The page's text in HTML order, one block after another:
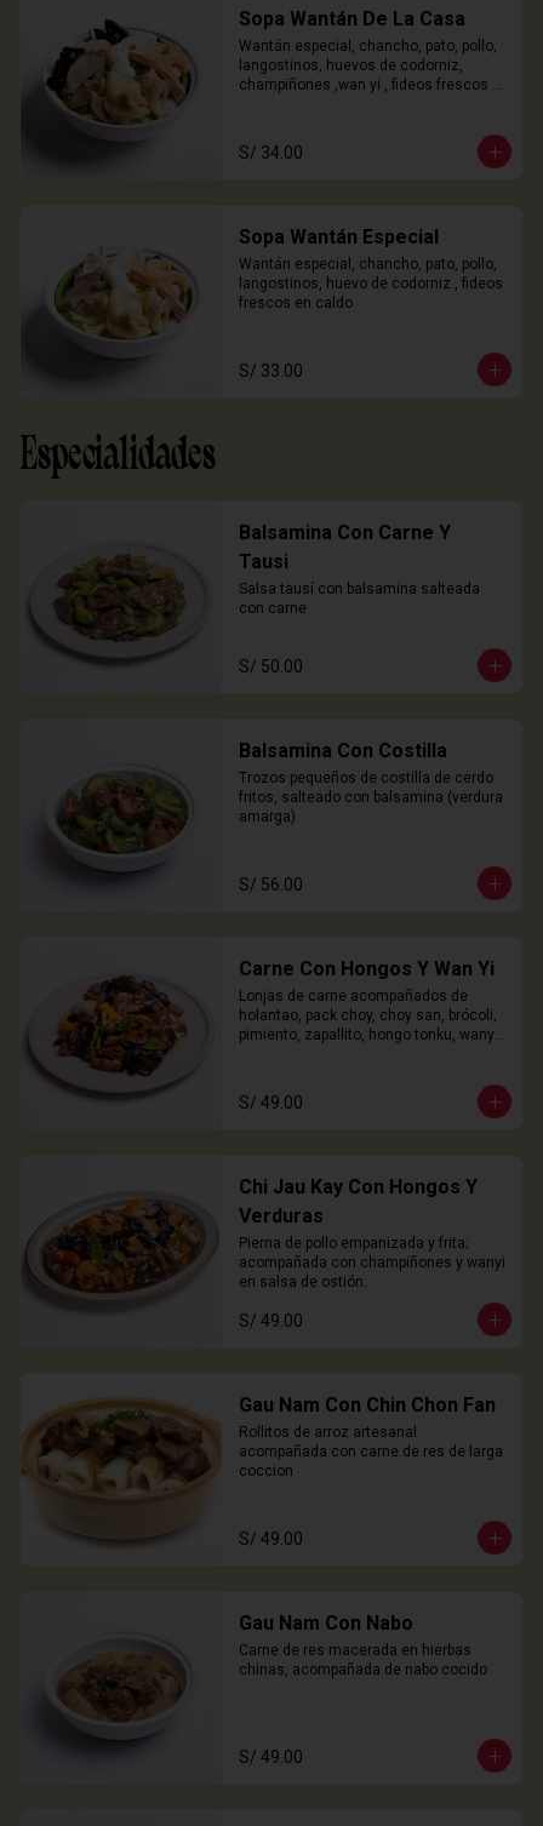
Sopa Wantán De La Casa
Wantán especial, chancho, pato, pollo,
langostinos, huevos de codorniz,
champiñones ,wan yi , fideos frescos
S/ 34.00
Sopa Wantán Especial
Wantán especial, chancho, pato, pollo,
langostinos, huevo de codorniz , fideos
frescos en caldo
S/ 33.00
Especialidades
Balsamina Con Carne Y
Tausi
Salsa tausí con balsamina salteada
con carne
S/ 50.00
Balsamina Con Costilla
Trozos pequeños de costilla de cerdo
fritos, salteado con balsamina (verdura
amarga)
S/ 56.00
Carne Con Hongos Y Wan Yi
Lonjas de carne acompañados de
holantao, pack choy, choy san, brócoli,
pimiento, zapallito, hongo tonku, wanyi
S/ 49.00
Chi Jau Kay Con Hongos Y
Verduras
Pierna de pollo empanizada y frita;
acompañada con champiñones y wanyi
en salsa de ostión.
S/ 49.00
Gau Nam Con Chin Chon Fan
Rollitos de arroz artesanal
acompañada con carne de res de larga
coccion
S/ 49.00
Gau Nam Con Nabo
Carne de res macerada en hierbas
chinas, acompañada de nabo cocido
S/ 49.00